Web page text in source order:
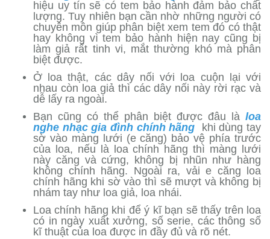
hiệu uy tín sẽ có tem bảo hành đảm bảo chất
lượng. Tuy nhiên bạn cần nhờ những người có
chuyên môn giúp phân biệt xem tem đó có thật
hay không vì tem bảo hành hiện nay cũng bị
làm giả rất tinh vi, mắt thường khó mà phân
biệt được.
Ở loa thật, các dây nối với loa cuộn lại với
nhau còn loa giả thì các dây nối này rời rạc và
dễ lấy ra ngoài.
Bạn cũng có thể phân biệt được đâu là loa
nghe nhạc gia đình chính hãng
khi dùng tay
sờ vào màng lưới (e căng) bảo vệ phía trước
của loa, nếu là loa chính hãng thì màng lưới
này căng và cứng, không bị nhũn như hàng
không chính hãng. Ngoài ra, vải e căng loa
chính hãng khi sờ vào thì sẽ mượt và không bị
nhám tay như loa giả, loa nhái.
Loa chính hãng khi để ý kĩ bạn sẽ thấy trên loa
có in ngày xuất xưởng, số serie, các thông số
kĩ thuật của loa được in đầy đủ và rõ nét.